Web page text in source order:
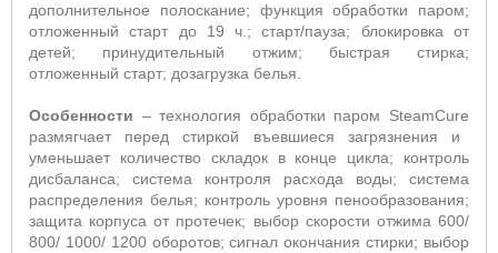
дополнительное полоскание; функция обработки паром;
отложенный старт до 19 ч.; старт/пауза; блокировка от
детей; принудительный отжим; быстрая стирка;
отложенный старт; дозагрузка белья.
Особенности – технология обработки паром SteamCure
размягчает перед стиркой въевшиеся загрязнения и
уменьшает количество складок в конце цикла; контроль
дисбаланса; система контроля расхода воды; система
распределения белья; контроль уровня пенообразования;
защита корпуса от протечек; выбор скорости отжима 600/
800/ 1000/ 1200 оборотов; сигнал окончания стирки; выбор